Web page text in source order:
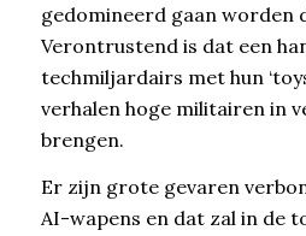
gedomineerd gaan worden
Verontrustend is dat een
techmiljardairs met hun
verhalen hoge militairen in
brengen.
Er zijn grote gevaren
AI-wapens en dat zal in de